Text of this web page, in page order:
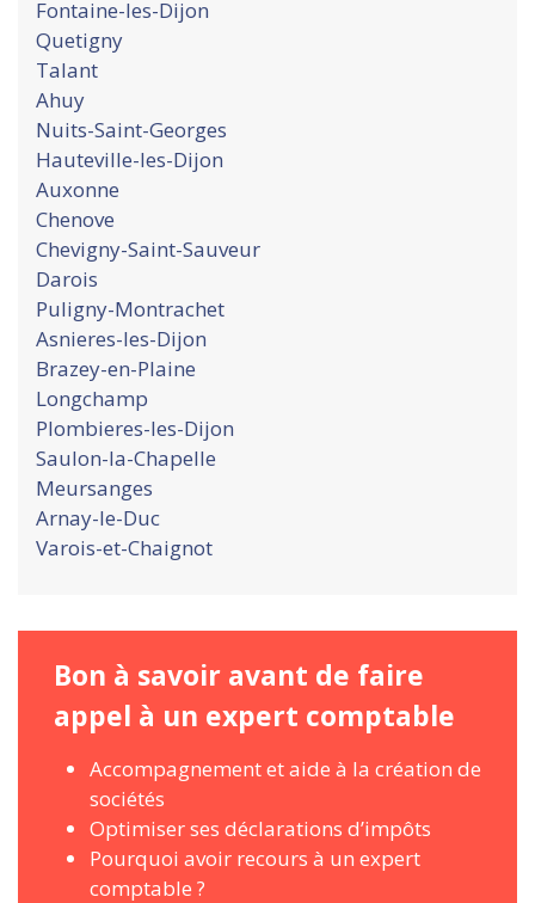
Fontaine-les-Dijon
Quetigny
Talant
Ahuy
Nuits-Saint-Georges
Hauteville-les-Dijon
Auxonne
Chenove
Chevigny-Saint-Sauveur
Darois
Puligny-Montrachet
Asnieres-les-Dijon
Brazey-en-Plaine
Longchamp
Plombieres-les-Dijon
Saulon-la-Chapelle
Meursanges
Arnay-le-Duc
Varois-et-Chaignot
Bon à savoir avant de faire
appel à un expert comptable
Accompagnement et aide à la création de
sociétés
Optimiser ses déclarations d’impôts
Pourquoi avoir recours à un expert
comptable ?